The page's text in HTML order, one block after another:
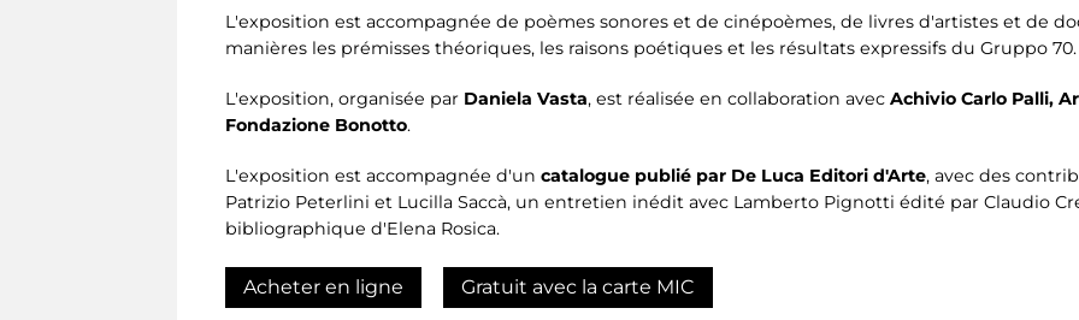
L'exposition est accompagnée de poèmes sonores et de cinépoèmes, de livres d'artistes et de
manières les prémisses théoriques, les raisons poétiques et les résultats expressifs du Gruppo 70.
L'exposition, organisée par Daniela Vasta, est réalisée en collaboration avec Achivio Carlo Palli,
Fondazione Bonotto.
L'exposition est accompagnée d'un catalogue publié par De Luca Editori d'Arte, avec des
Patrizio Peterlini et Lucilla Saccà, un entretien inédit avec Lamberto Pignotti édité par Claudio
bibliographique d'Elena Rosica.
Acheter en ligne Gratuit avec la carte MIC